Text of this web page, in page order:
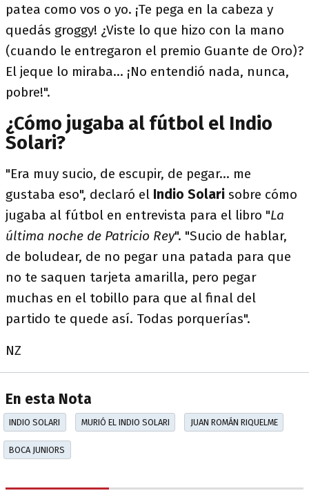
patea como vos o yo. ¡Te pega en la cabeza y
quedás groggy! ¿Viste lo que hizo con la mano
(cuando le entregaron el premio Guante de Oro)?
El jeque lo miraba… ¡No entendió nada, nunca,
pobre!".
¿Cómo jugaba al fútbol el Indio
Solari?
"Era muy sucio, de escupir, de pegar… me
gustaba eso", declaró el Indio Solari sobre cómo
jugaba al fútbol en entrevista para el libro "La
última noche de Patricio Rey". "Sucio de hablar,
de boludear, de no pegar una patada para que
no te saquen tarjeta amarilla, pero pegar
muchas en el tobillo para que al final del
partido te quede así. Todas porquerías".
NZ
En esta Nota
INDIO SOLARI MURIÓ EL INDIO SOLARI JUAN ROMÁN RIQUELME
BOCA JUNIORS